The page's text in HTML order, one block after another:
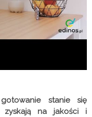
stanie się
zyskają na jakości i